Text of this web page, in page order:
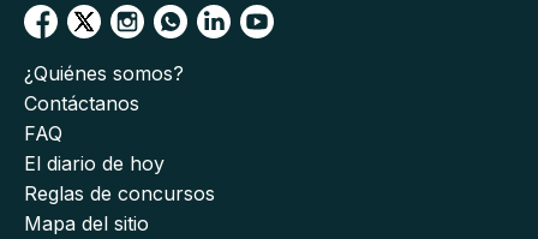
¿Quiénes somos?
Contáctanos
FAQ
El diario de hoy
Reglas de concursos
Mapa del sitio